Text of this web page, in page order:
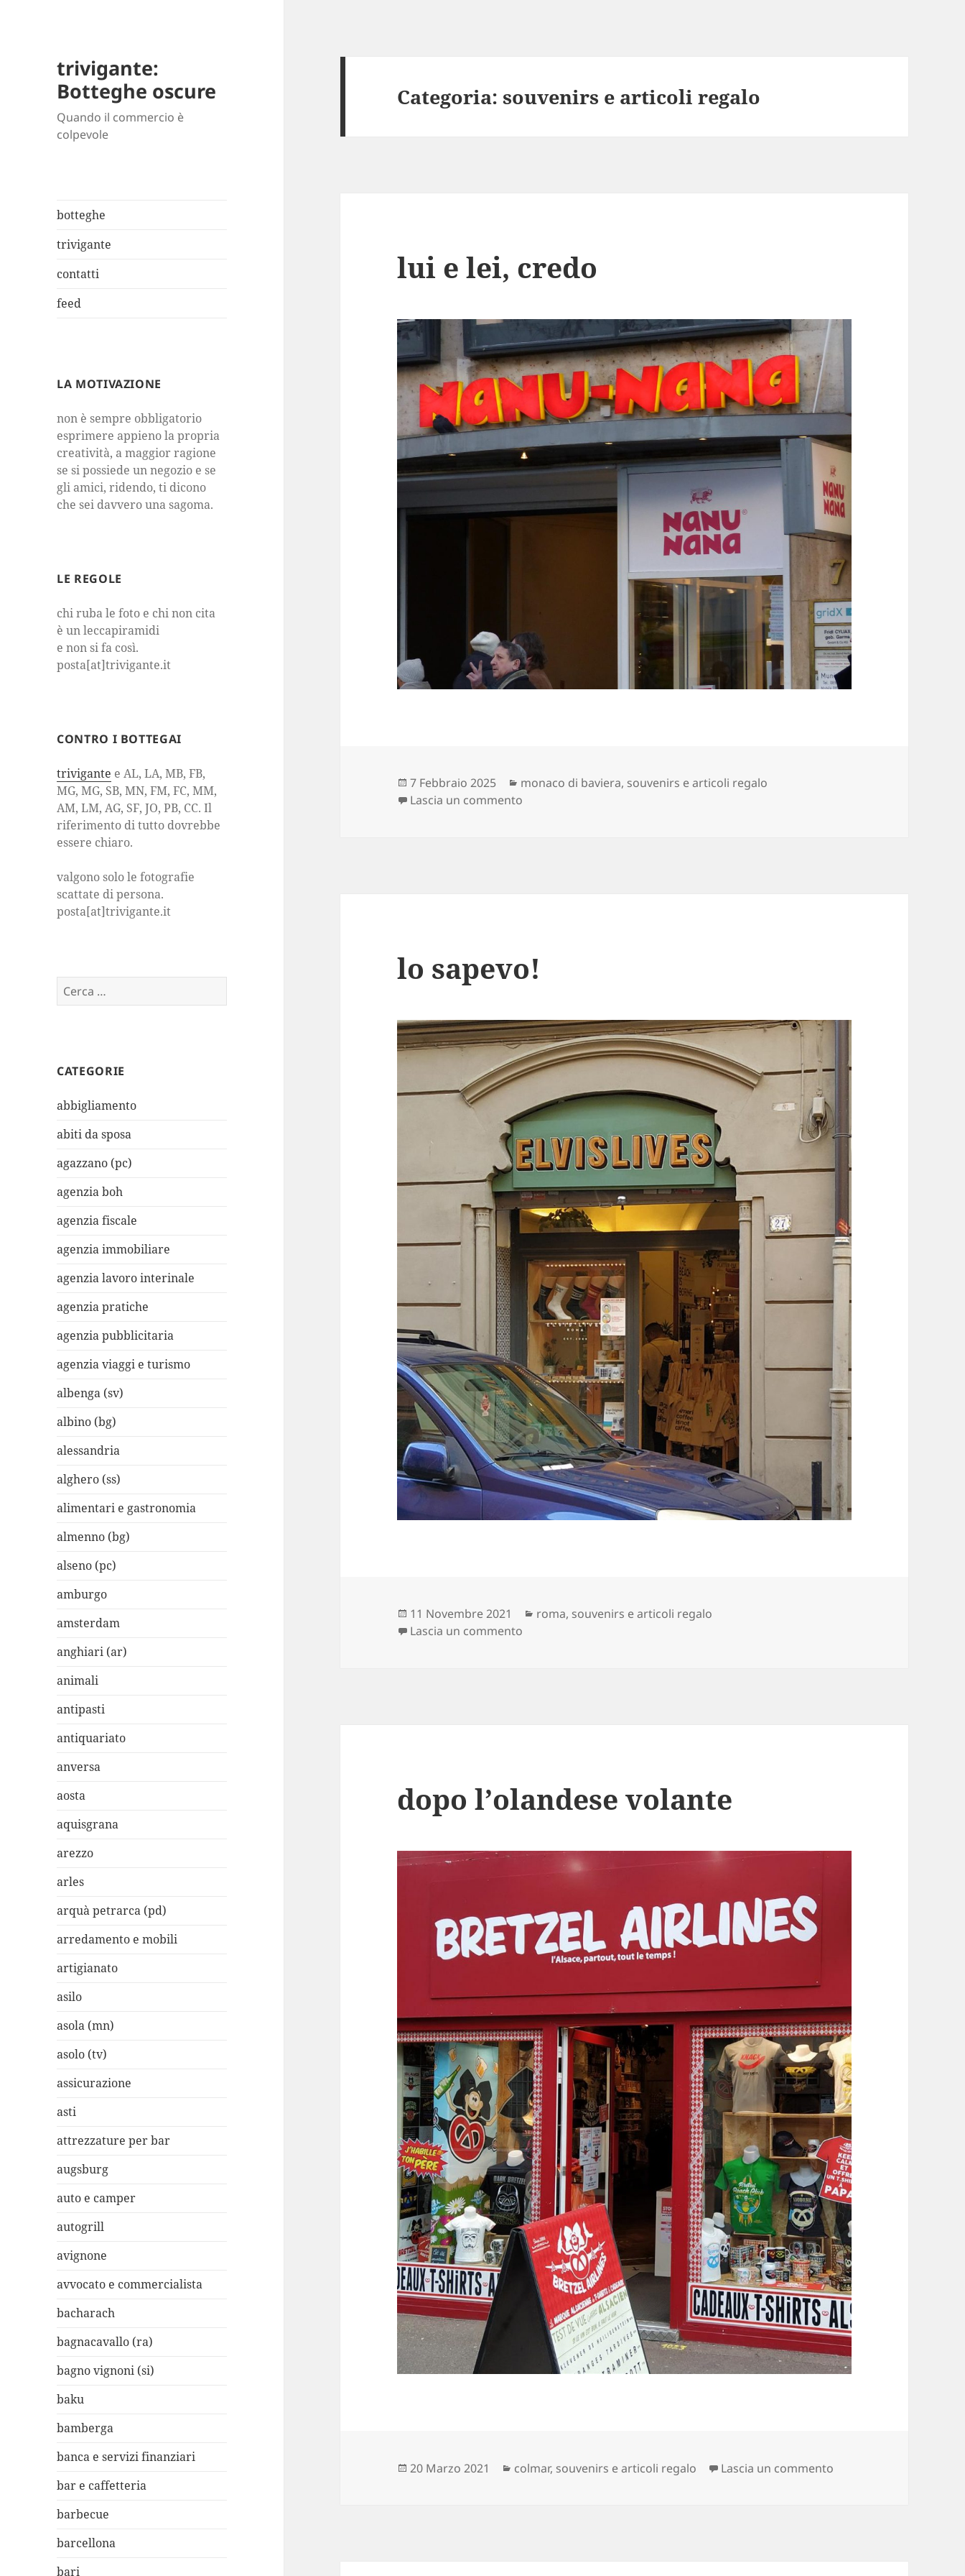
trivigante:
Botteghe oscure
Quando il commercio è
colpevole
botteghe
trivigante
contatti
feed
LA MOTIVAZIONE
non è sempre obbligatorio
esprimere appieno la propria
creatività, a maggior ragione
se si possiede un negozio e se
gli amici, ridendo, ti dicono
che sei davvero una sagoma.
LE REGOLE
chi ruba le foto e chi non cita
è un leccapiramidi
e non si fa così.
posta[at]trivigante.it
CONTRO I BOTTEGAI
trivigante e AL, LA, MB, FB,
MG, MG, SB, MN, FM, FC, MM,
AM, LM, AG, SF, JO, PB, CC. Il
riferimento di tutto dovrebbe
essere chiaro.
valgono solo le fotografie
scattate di persona.
posta[at]trivigante.it
Ricerca
per:
CATEGORIE
abbigliamento
abiti da sposa
agazzano (pc)
agenzia boh
agenzia fiscale
agenzia immobiliare
agenzia lavoro interinale
agenzia pratiche
agenzia pubblicitaria
agenzia viaggi e turismo
albenga (sv)
albino (bg)
alessandria
alghero (ss)
alimentari e gastronomia
almenno (bg)
alseno (pc)
amburgo
amsterdam
anghiari (ar)
animali
antipasti
antiquariato
anversa
aosta
aquisgrana
arezzo
arles
arquà petrarca (pd)
arredamento e mobili
artigianato
asilo
asola (mn)
asolo (tv)
assicurazione
asti
attrezzature per bar
augsburg
auto e camper
autogrill
avignone
avvocato e commercialista
bacharach
bagnacavallo (ra)
bagno vignoni (si)
baku
bamberga
banca e servizi finanziari
bar e caffetteria
barbecue
barcellona
bari
Categoria:souvenirs e articoli regalo
lui e lei, credo
Scritto
il
7 Febbraio 2025 Categorie
monaco di baviera, souvenirs e articoli regalo
Lascia un commento
lo sapevo!
Scritto
il
11 Novembre 2021 Categorie
roma, souvenirs e articoli regalo
Lascia un commento
dopo l’olandese volante
Scritto
20 Marzo 2021 Categorie
colmar, souvenirs e articoli regalo Lascia un commento